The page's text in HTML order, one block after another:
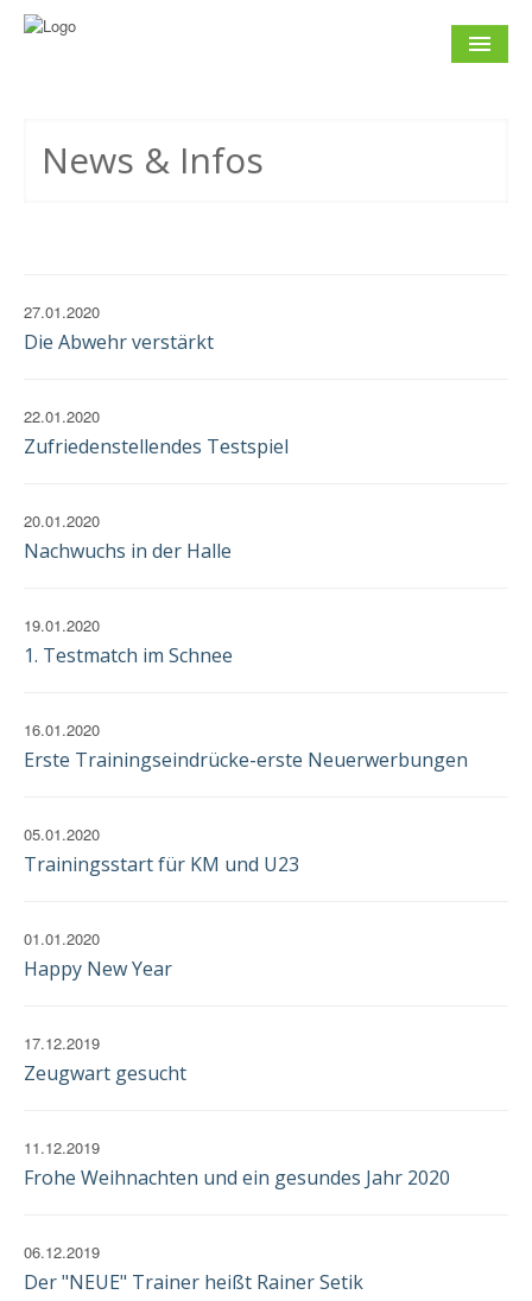
News & Infos
27.01.2020
Die Abwehr verstärkt
22.01.2020
Zufriedenstellendes Testspiel
20.01.2020
Nachwuchs in der Halle
19.01.2020
1. Testmatch im Schnee
16.01.2020
Erste Trainingseindrücke-erste Neuerwerbungen
05.01.2020
Trainingsstart für KM und U23
01.01.2020
Happy New Year
17.12.2019
Zeugwart gesucht
11.12.2019
Frohe Weihnachten und ein gesundes Jahr 2020
06.12.2019
Der "NEUE" Trainer heißt Rainer Setik